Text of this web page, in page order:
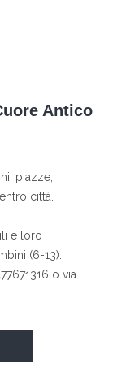
Antico
piazze,
città.
e loro
(6-13).
o via